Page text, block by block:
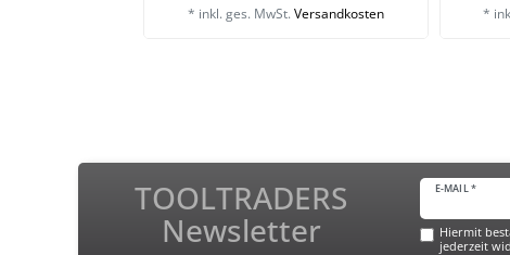
* inkl. ges. MwSt. Versandkosten *
TOOLTRADERS
Newsletter
E-MAIL *
Hiermit
jederzeit